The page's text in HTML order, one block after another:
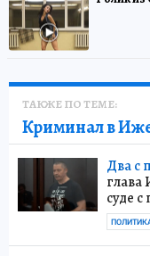
ТАКЖЕ ПО ТЕМЕ:
Криминал в
Два с
глава
суде